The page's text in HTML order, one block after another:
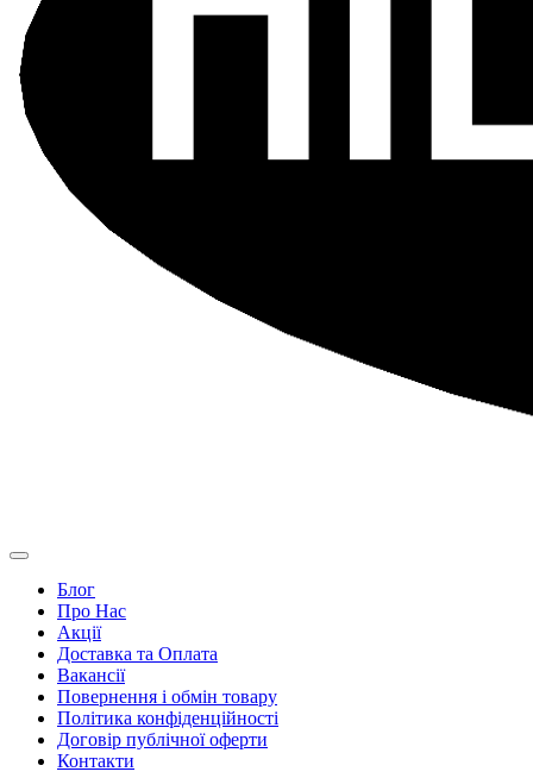
Блог
Про Нас
Акції
Доставка та Оплата
Вакансії
Повернення і обмін товару
Політика конфіденційності
Договір публічної оферти
Контакти